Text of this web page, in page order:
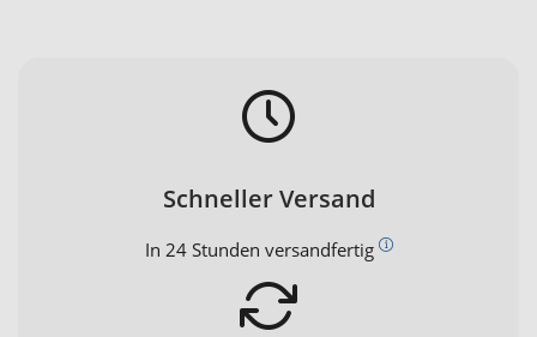
Schneller Versand
In 24 Stunden versandfertig